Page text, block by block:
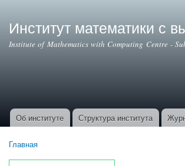
Институт математики
Institute of Mathematics with Computing Centre -
Основные ссылки
Об институте Структура института
Главная